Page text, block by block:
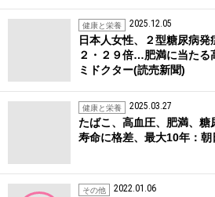
健康と栄養 2025.12.05
日本人女性、２型糖尿病
２・２９倍…肥満に当たる
ミドクター(読売新聞)
健康と栄養 2025.03.27
たばこ、高血圧、肥満、
寿命に格差、最大10年：朝
その他 2022.01.06